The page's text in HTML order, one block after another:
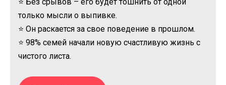
только мысли о выпивке.
⭐ Он раскается за свое поведение в прошлом.
⭐ 98% семей начали новую счастливую жизнь с
чистого листа.